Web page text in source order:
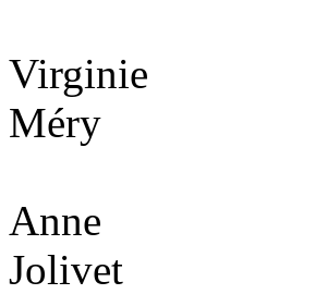
Virginie
Méry
Anne
Jolivet